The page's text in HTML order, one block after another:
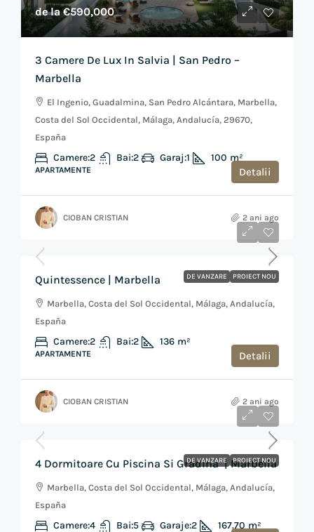
de la€590,000
3 Camere De Lux In Salvia | San Pedro –
Marbella
El Ingenio, Guadalmina, San Pedro Alcántara, Marbella,
Costa del Sol Occidental, Málaga, Andalucía, 29670,
España
Camere:2 Bai:2 Garaj:1 100 m²
APARTAMENTE Detalii
CIOBAN CRISTIAN 2 ani ago
DE VANZARE PROIECT NOU
de la
Quintessence | Marbella
Marbella, Costa del Sol Occidental, Málaga, Andalucía,
España
Camere:2 Bai:2 136 m²
APARTAMENTE Detalii
CIOBAN CRISTIAN 2 ani ago
DE VANZARE PROIECT NOU
de la
4 Dormitoare Cu Piscina Si Gradina | Marbella
Marbella, Costa del Sol Occidental, Málaga, Andalucía,
España
Camere:4 Bai:5 Garaje:2 167.70 m²